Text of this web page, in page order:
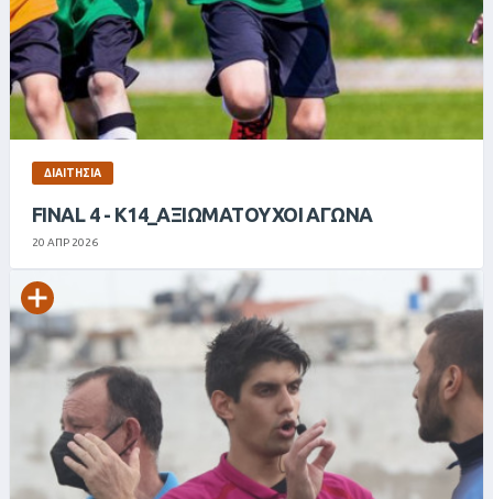
ΔΙΑΙΤΗΣΊΑ
FINAL 4 - K14_ΑΞΙΩΜΑΤΟΥΧΟΙ ΑΓΩΝΑ
20 ΑΠΡ 2026